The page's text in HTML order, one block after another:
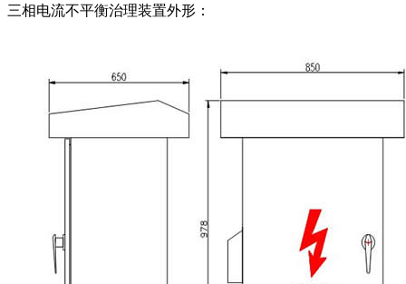
三相电流不平衡治理装置外形：